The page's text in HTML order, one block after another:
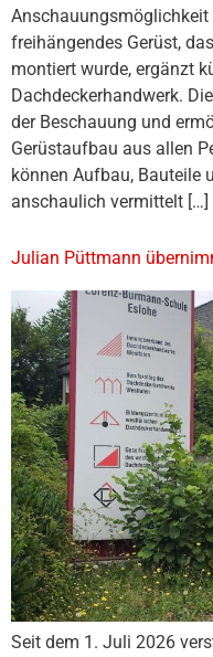
freihängendes Gerüst,
montiert wurde, ergänzt
Dachdeckerhandwerk.
der Beschauung und
Gerüstaufbau aus allen
können Aufbau, Bauteile
anschaulich vermittelt […]
Julian Püttmann
Seit dem 1. Juli 2026